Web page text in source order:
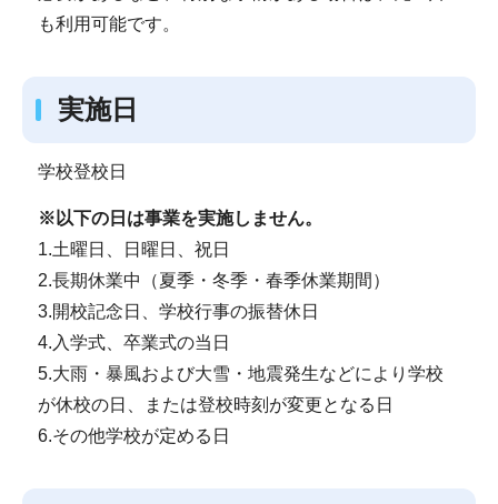
も利用可能です。
実施日
学校登校日
※以下の日は事業を実施しません。
1.土曜日、日曜日、祝日
2.長期休業中（夏季・冬季・春季休業期間）
3.開校記念日、学校行事の振替休日
4.入学式、卒業式の当日
5.大雨・暴風および大雪・地震発生などにより学校
が休校の日、または登校時刻が変更となる日
6.その他学校が定める日